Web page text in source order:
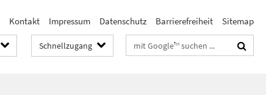
Kontakt Impressum Datenschutz Barrierefreiheit Sitemap
Schnellzugang Suchbegriffe